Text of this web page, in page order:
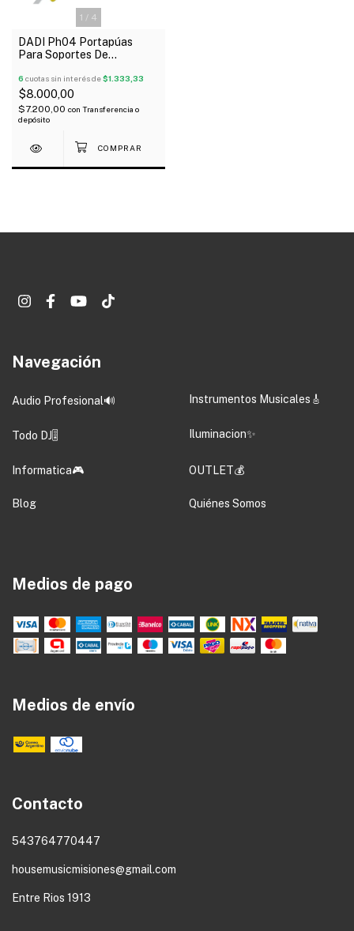
1 / 4
DADI Ph04 Portapúas
Para Soportes De
6 cuotas sin interés de$1.333,33
$8.000,00
$7.200,00 con Transferencia o
depósito
Navegación
Audio Profesional🔊 Instrumentos Musicales🎸
Todo DJ🎚️ Iluminacion✨
Informatica🎮 OUTLET💰
Blog Quiénes Somos
Medios de pago
Medios de envío
Contacto
543764770447
housemusicmisiones@gmail.com
Entre Rios 1913